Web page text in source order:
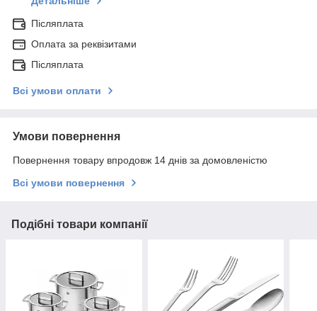
Післяплата
Оплата за реквізитами
Післяплата
Всі умови оплати
Умови повернення
Повернення товару впродовж 14 днів за домовленістю
Всі умови повернення
Подібні товари компанії